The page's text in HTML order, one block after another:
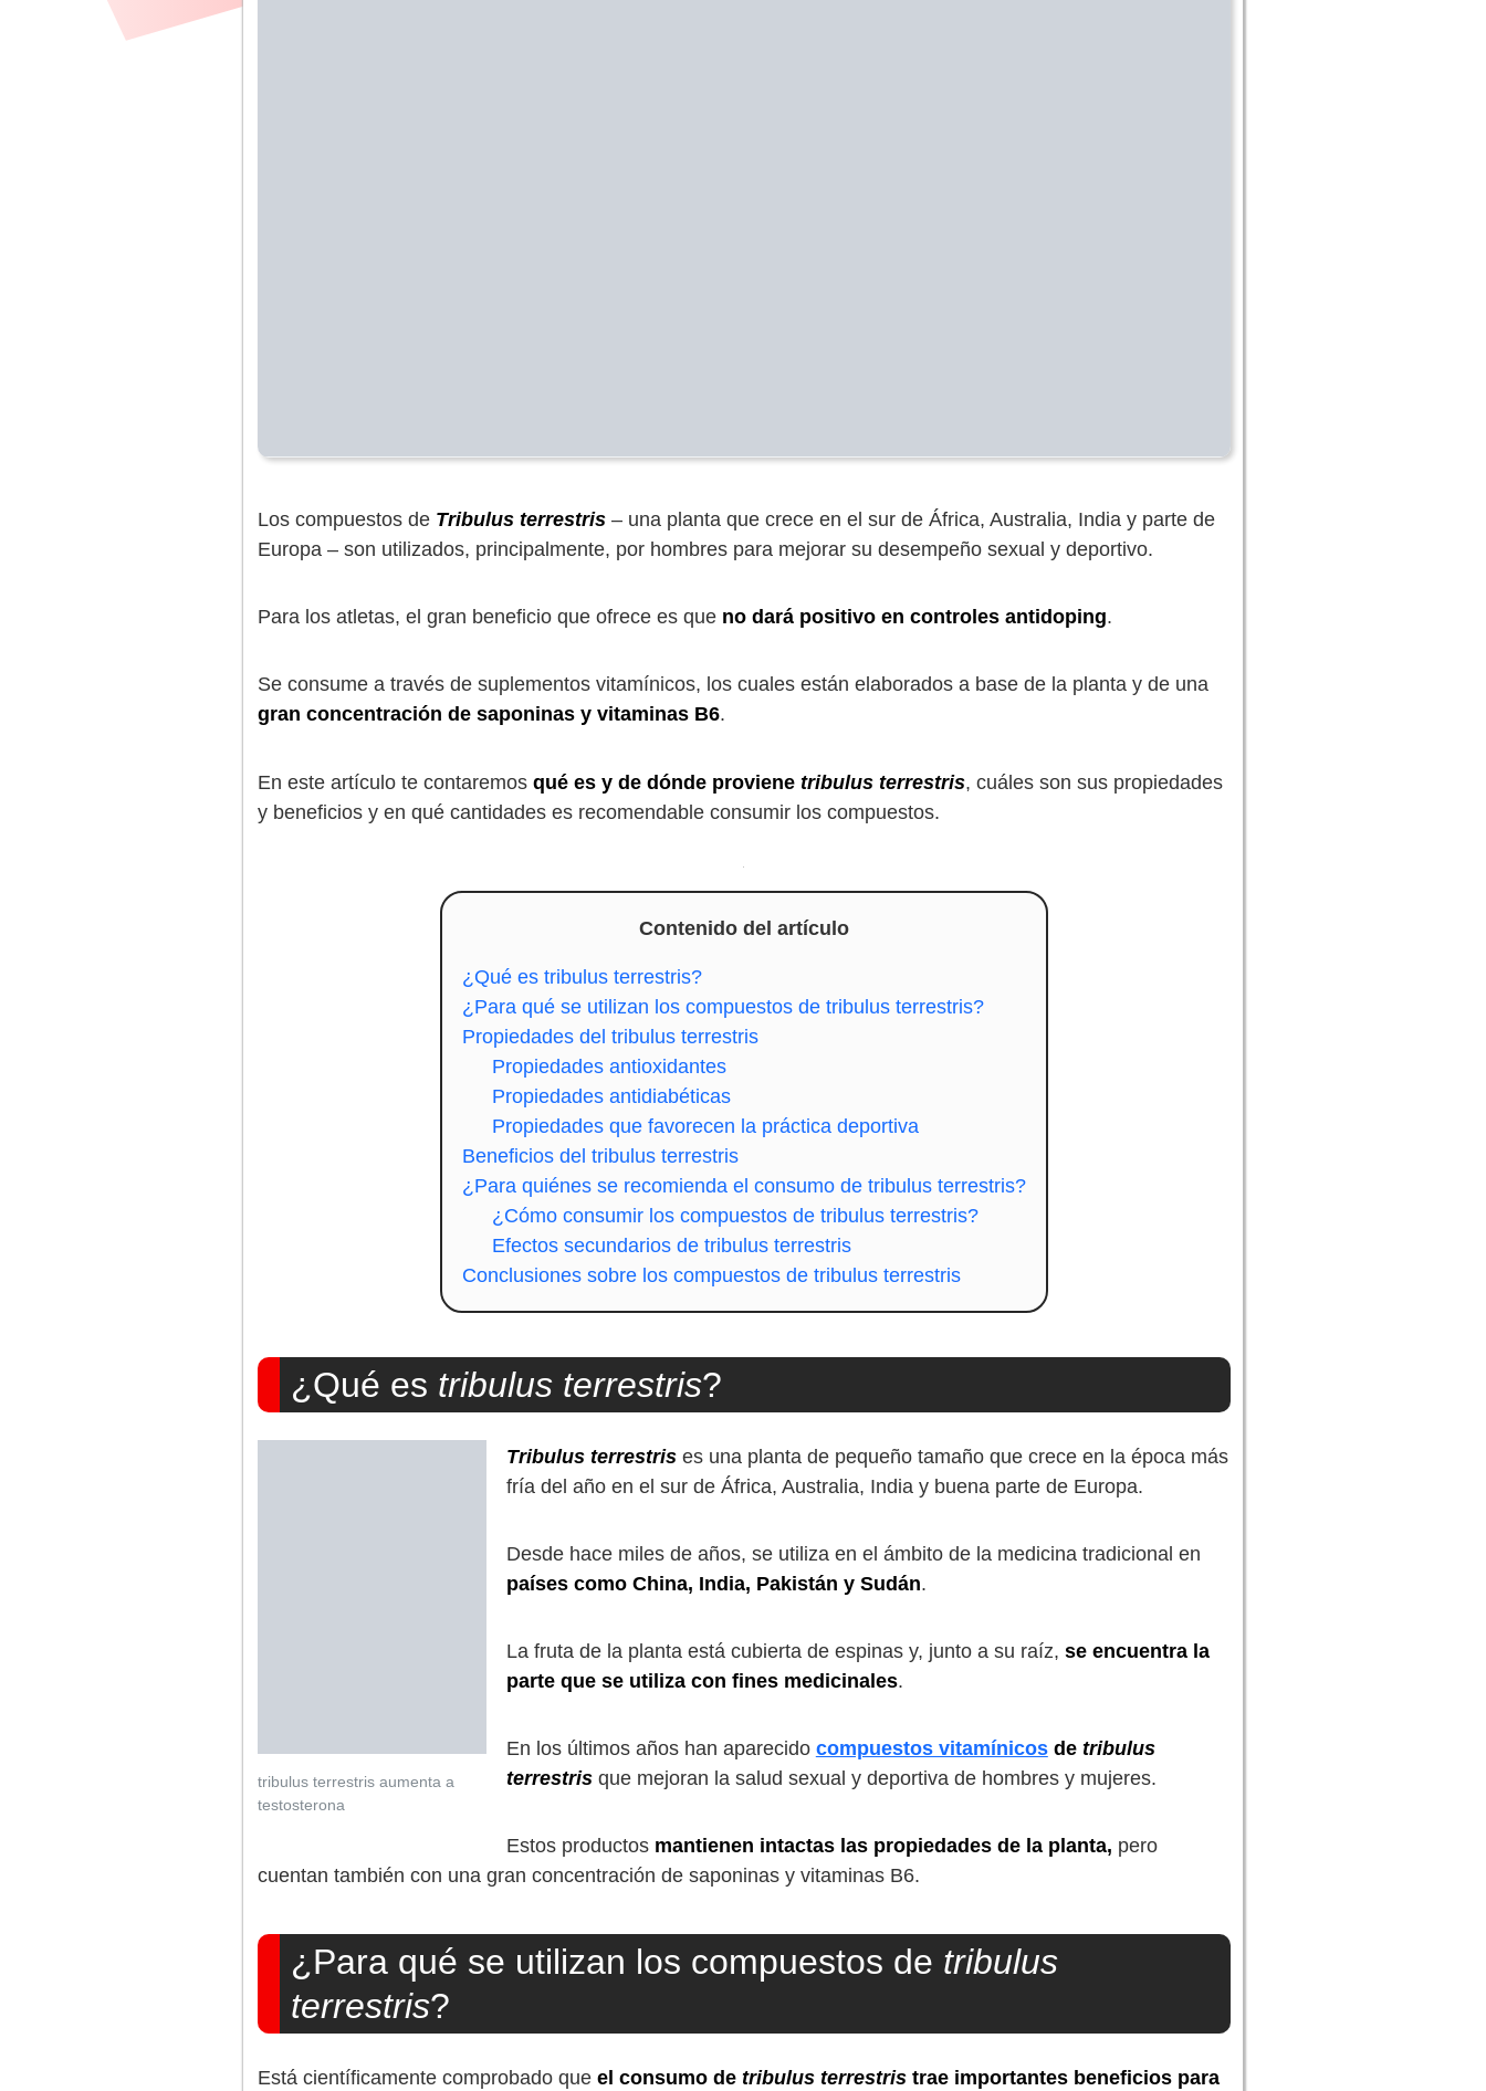
Los compuestos de Tribulus terrestris– una planta que crece en el sur de África, Australia, India y parte de
Europa – son utilizados, principalmente, por hombres para mejorar su desempeño sexual y deportivo.
Para los atletas, el gran beneficio que ofrece es que no dará positivo en controles antidoping.
Se consume a través de suplementos vitamínicos, los cuales están elaborados a base de la planta y de una
gran concentración de saponinas y vitaminas B6.
En este artículo te contaremos qué es y de dónde provienetribulus terrestris, cuáles son sus propiedades
y beneficios y en qué cantidades es recomendable consumir los compuestos.
Contenido del artículo
¿Qué es tribulus terrestris?
¿Para qué se utilizan los compuestos de tribulus terrestris?
Propiedades del tribulus terrestris
Propiedades antioxidantes
Propiedades antidiabéticas
Propiedades que favorecen la práctica deportiva
Beneficios del tribulus terrestris
¿Para quiénes se recomienda el consumo de tribulus terrestris?
¿Cómo consumir los compuestos de tribulus terrestris?
Efectos secundarios de tribulus terrestris
Conclusiones sobre los compuestos de tribulus terrestris
¿Qué es tribulus terrestris?
tribulus terrestris aumenta a
testosterona
Tribulus terrestrises una planta de pequeño tamaño que crece en la época más
fría del año en el sur de África, Australia, India y buena parte de Europa.
Desde hace miles de años, se utiliza en el ámbito de la medicina tradicional en
países como China, India, Pakistán y Sudán.
La fruta de la planta está cubierta de espinas y, junto a su raíz, se encuentra la
parte que se utiliza con fines medicinales.
En los últimos años han aparecido compuestos vitamínicosde tribulus
terrestrisque mejoran la salud sexual y deportiva de hombres y mujeres.
Estos productos mantienen intactas las propiedades de la planta, pero
cuentan también con una gran concentración de saponinas y vitaminas B6.
¿Para qué se utilizan los compuestos de tribulus
terrestris?
Está científicamente comprobado queel consumo de tribulus terrestristrae importantes beneficios para